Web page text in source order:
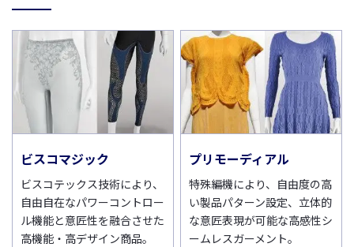
ビスコマジック
ビスコテックス技術により、
自由自在なパワーコントロー
ル機能と意匠性を融合させた
高機能・高デザイン商品。
プリモーディアル
特殊編機により、自由度の高
い製品パターン設定、立体的
な意匠表現が可能な高感性シ
ームレスガーメント。